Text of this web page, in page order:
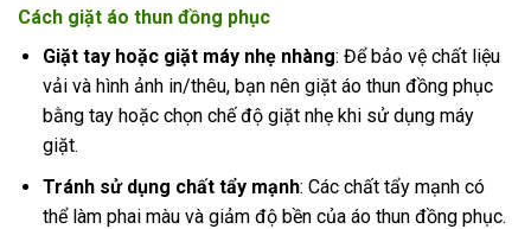
Cách giặt áo thun đồng phục
Giặt tay hoặc giặt máy nhẹ nhàng: Để bảo vệ chất liệu
vải và hình ảnh in/thêu, bạn nên giặt áo thun đồng phục
bằng tay hoặc chọn chế độ giặt nhẹ khi sử dụng máy
giặt.
Tránh sử dụng chất tẩy mạnh: Các chất tẩy mạnh có
thể làm phai màu và giảm độ bền của áo thun đồng phục.